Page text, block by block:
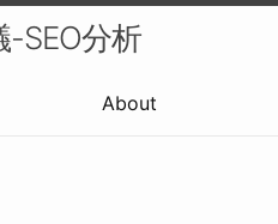
-SEO分析
About